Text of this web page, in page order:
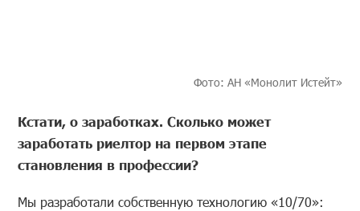
Фото: АН «Монолит Истейт»
Кстати, о заработках. Сколько может
заработать риелтор на первом этапе
становления в профессии?
Мы разработали собственную технологию «10/70»: